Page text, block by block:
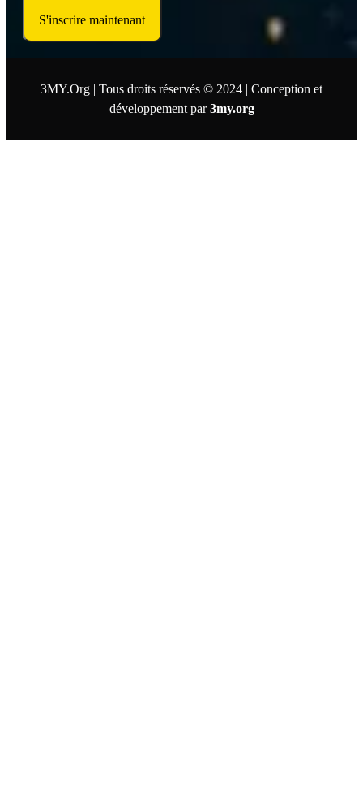
S'inscrire maintenant
3MY.Org | Tous droits réservés © 2024 | Conception et
développement par3my.org